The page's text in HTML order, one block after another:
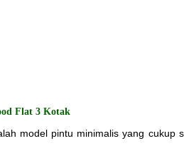
Flat 3 Kotak
model pintu minimalis yang